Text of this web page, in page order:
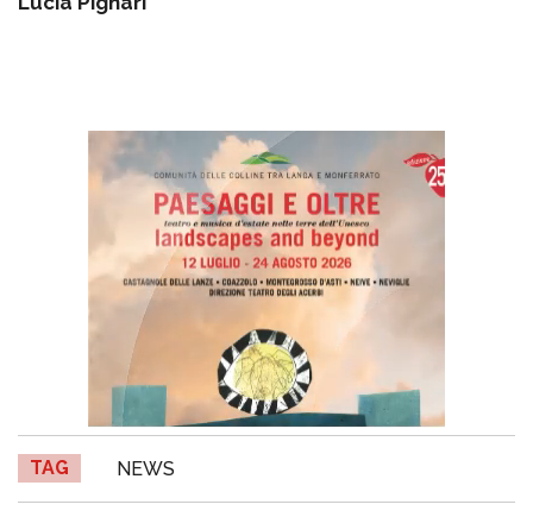
TAG NEWS